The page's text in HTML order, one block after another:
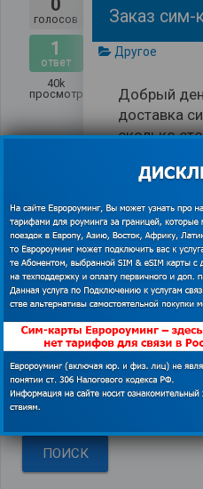
0
голосов
1
ответ
40k
просмотров
Заказ сим-
Другое
Добрый
доставка
сколько
Показано